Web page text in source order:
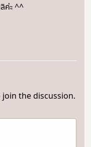
ค่ะ ^^
the discussion.